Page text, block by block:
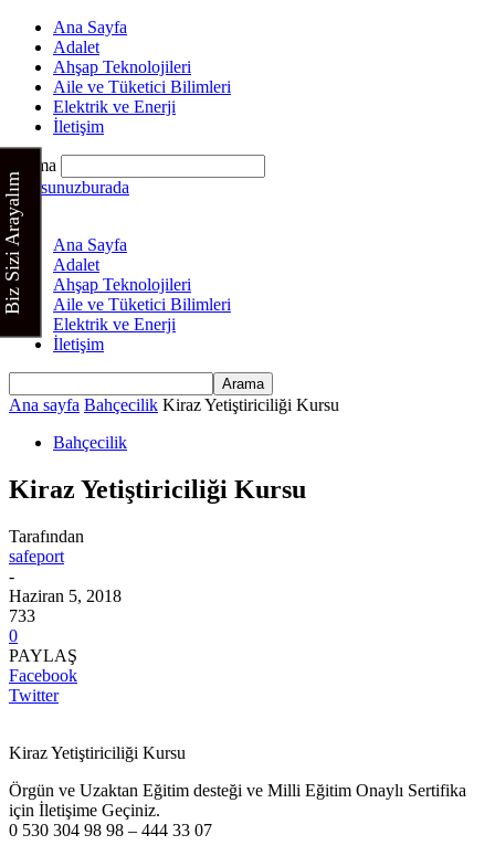
Ana Sayfa
Adalet
Ahşap Teknolojileri
Aile ve Tüketici Bilimleri
Elektrik ve Enerji
İletişim
Arama
Kursunuzburada
Ana Sayfa
Adalet
Ahşap Teknolojileri
Aile ve Tüketici Bilimleri
Elektrik ve Enerji
İletişim
Ana sayfa Bahçecilik Kiraz Yetiştiriciliği Kursu
Bahçecilik
Kiraz Yetiştiriciliği Kursu
Tarafından
safeport
-
Haziran 5, 2018
733
0
PAYLAŞ
Facebook
Twitter
Kiraz Yetiştiriciliği Kursu
Örgün ve Uzaktan Eğitim desteği ve Milli Eğitim Onaylı Sertifika
için İletişime Geçiniz.
0 530 304 98 98 – 444 33 07
Biz Sizi Arayalım